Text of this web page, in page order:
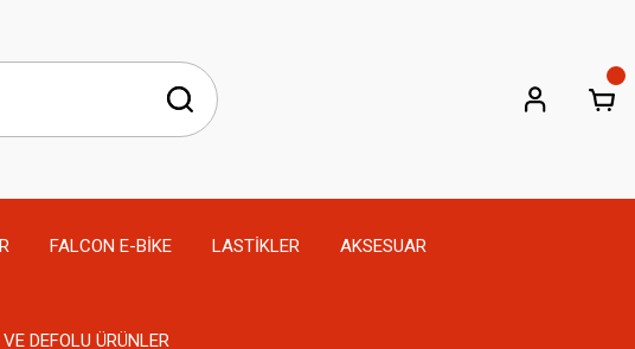
FALCON E-BİKE LASTİKLER AKSESUAR
DEFOLU ÜRÜNLER